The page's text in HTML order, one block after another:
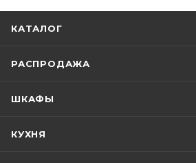
КАТАЛОГ
РАСПРОДАЖА
ШКАФЫ
КУХНЯ